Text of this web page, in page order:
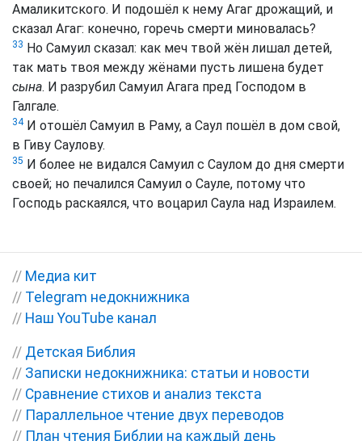
Амаликитского. И подошёл к нему Агаг дрожащий, и
сказал Агаг: конечно, горечь смерти миновалась?
33 Но Самуил сказал: как меч твой жён лишал детей,
так мать твоя между жёнами пусть лишена будет
сына. И разрубил Самуил Агага пред Господом в
Галгале.
34И отошёл Самуил в Раму, а Саул пошёл в дом свой,
в Гиву Саулову.
35 И более не видался Самуил с Саулом до дня смерти
своей; но печалился Самуил о Сауле, потому что
Господь раскаялся, что воцарил Саула над Израилем.
// Медиа кит
// Telegram недокнижника
// Наш YouTube канал
// Детская Библия
// Записки недокнижника: статьи и новости
// Сравнение стихов и анализ текста
// Параллельное чтение двух переводов
// План чтения Библии на каждый день